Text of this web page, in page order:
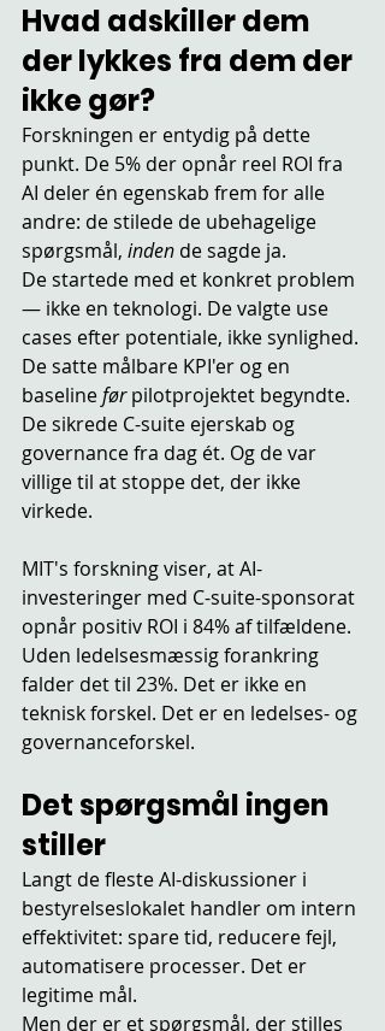
Hvad adskiller dem
der lykkes fra dem der
ikke gør?
Forskningen er entydig på dette
punkt. De 5% der opnår reel ROI fra
AI deler én egenskab frem for alle
andre: de stilede de ubehagelige
spørgsmål, inden de sagde ja.
De startede med et konkret problem
— ikke en teknologi. De valgte use
cases efter potentiale, ikke synlighed.
De satte målbare KPI'er og en
baseline før pilotprojektet begyndte.
De sikrede C-suite ejerskab og
governance fra dag ét. Og de var
villige til at stoppe det, der ikke
virkede.
MIT's forskning viser, at AI-
investeringer med C-suite-sponsorat
opnår positiv ROI i 84% af tilfældene.
Uden ledelsesmæssig forankring
falder det til 23%. Det er ikke en
teknisk forskel. Det er en ledelses- og
governanceforskel.
Det spørgsmål ingen
stiller
Langt de fleste AI-diskussioner i
bestyrelseslokalet handler om intern
effektivitet: spare tid, reducere fejl,
automatisere processer. Det er
legitime mål.
Men der er et spørgsmål, der stilles